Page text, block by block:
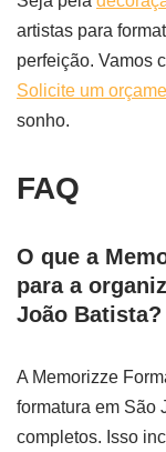
artistas para
perfeição. Vamos
Solicite um
sonho.
FAQ
O que a
para a
João Batista?
A Memorizze
formatura em São
completos. Isso